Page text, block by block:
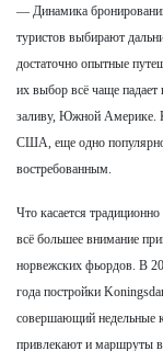
— Динамика
туристов выбирают
достаточно опытные
их выбор всё чаще
заливу, Южной Америке.
США, еще одно
востребованным.
Что касается
всё большее внимание
норвежских фьордов. В
года постройки
совершающий недельные
привлекают и маршруты